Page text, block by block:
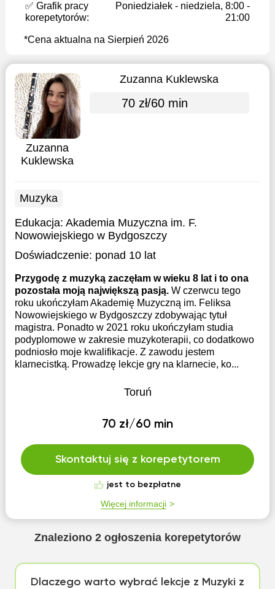
✅ Grafik pracy
korepetytorów:
Poniedziałek - niedziela, 8:00 -
21:00
*Cena aktualna na Sierpień 2026
Zuzanna
Kuklewska
Zuzanna Kuklewska
70 zł/60 min
Muzyka
Edukacja: Akademia Muzyczna im. F.
Nowowiejskiego w Bydgoszczy
Doświadczenie: ponad 10 lat
Przygodę z muzyką zaczęłam w wieku 8 lat i to ona
pozostała moją największą pasją. W czerwcu tego
roku ukończyłam Akademię Muzyczną im. Feliksa
Nowowiejskiego w Bydgoszczy zdobywając tytuł
magistra. Ponadto w 2021 roku ukończyłam studia
podyplomowe w zakresie muzykoterapii, co dodatkowo
podniosło moje kwalifikacje. Z zawodu jestem
klarnecistką. Prowadzę lekcje gry na klarnecie, ko...
Toruń
70 zł/60 min
Skontaktuj się z korepetytorem
jest to bezpłatne
Więcej informacji
Znaleziono 2 ogłoszenia korepetytorów
Dlaczego warto wybrać lekcje z Muzyki z